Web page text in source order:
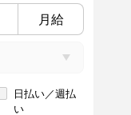
月給
日払い／週払
い